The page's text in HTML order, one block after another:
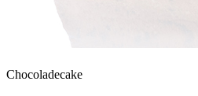
Chocoladecake